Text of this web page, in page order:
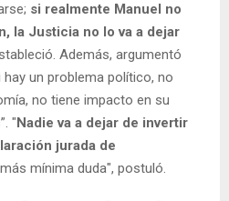
si realmente Manuel no
la Justicia no lo va a dejar
Además, argumentó
hay un problema político, no
no tiene impacto en su
"Nadie va a dejar de invertir
jurada de
mínima duda", postuló.